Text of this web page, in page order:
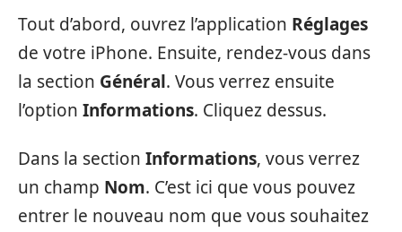
Tout d’abord, ouvrez l’application Réglages
de votre iPhone. Ensuite, rendez-vous dans
la section Général. Vous verrez ensuite
l’option Informations. Cliquez dessus.
Dans la section Informations, vous verrez
un champ Nom. C’est ici que vous pouvez
entrer le nouveau nom que vous souhaitez